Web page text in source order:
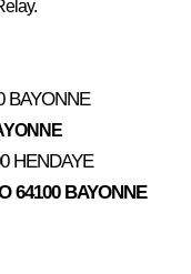
BAYONNE
HENDAYE
64100 BAYONNE